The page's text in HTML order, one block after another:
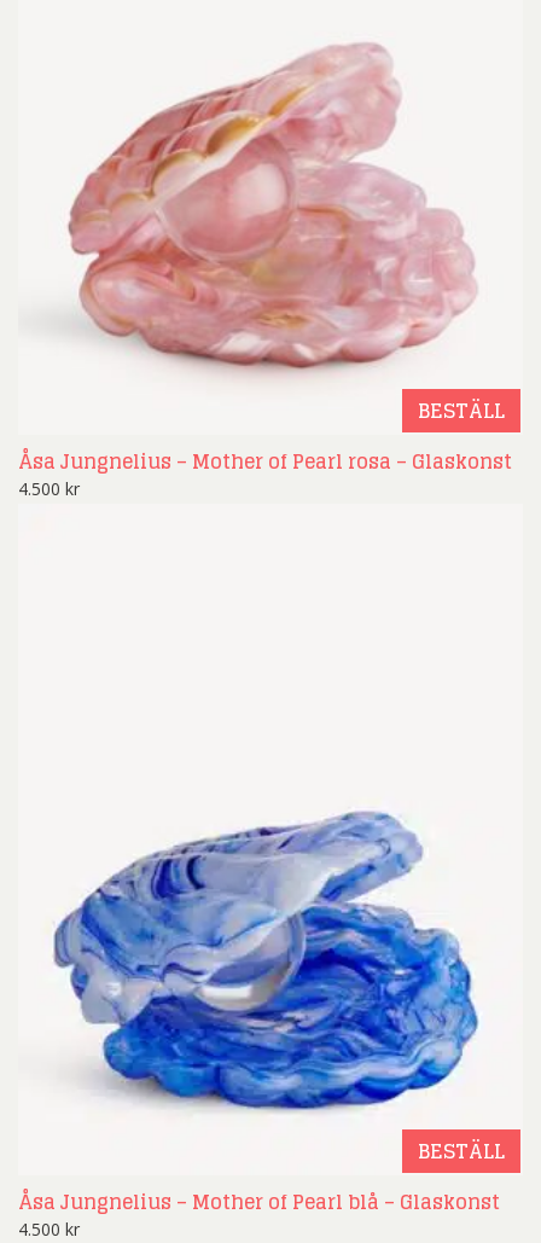
BESTÄLL
Åsa Jungnelius – Mother of Pearl rosa – Glaskonst
4.500 kr
BESTÄLL
Åsa Jungnelius – Mother of Pearl blå – Glaskonst
4.500 kr